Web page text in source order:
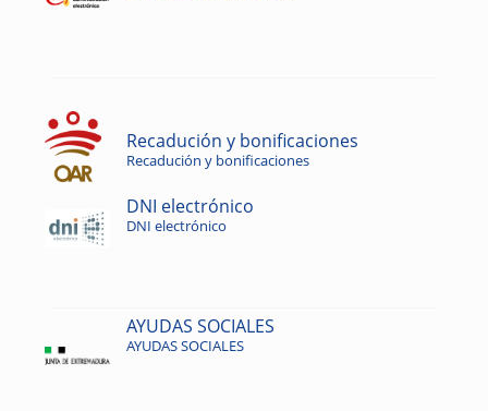
Recadución y bonificaciones
Recadución y bonificaciones
DNI electrónico
DNI electrónico
AYUDAS SOCIALES
AYUDAS SOCIALES